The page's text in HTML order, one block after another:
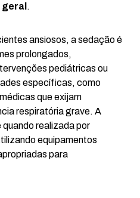
.
ansiosos, a sedação é
prolongados,
pediátricas ou
específicas, como
que exijam
respiratória grave. A
realizada por
equipamentos
para